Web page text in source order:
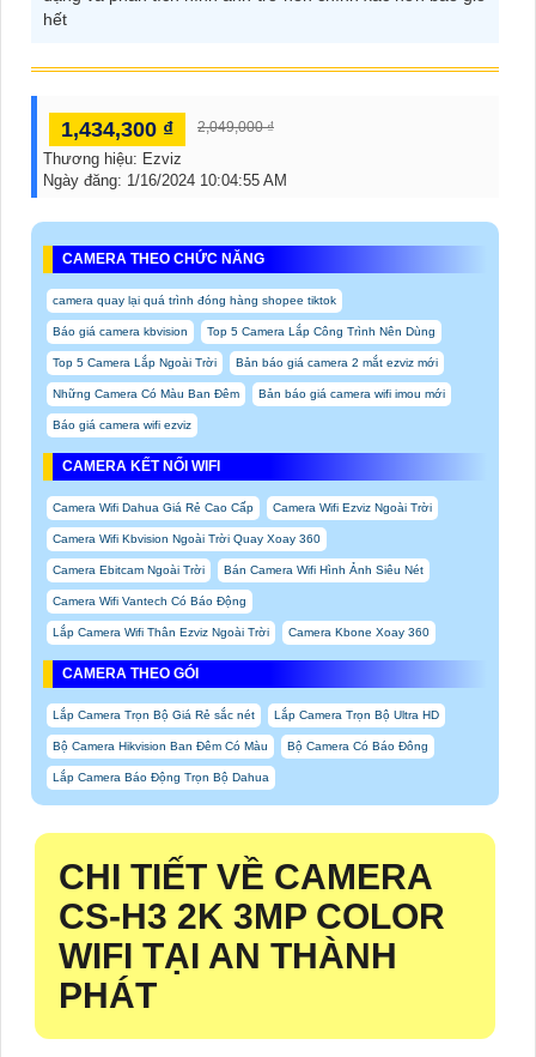
hết
1,434,300 ₫ 2,049,000 ₫
Thương hiệu: Ezviz
Ngày đăng: 1/16/2024 10:04:55 AM
CAMERA THEO CHỨC NĂNG
camera quay lại quá trình đóng hàng shopee tiktok
Báo giá camera kbvision Top 5 Camera Lắp Công Trình Nên Dùng
Top 5 Camera Lắp Ngoài Trời Bản báo giá camera 2 mắt ezviz mới
Những Camera Có Màu Ban Đêm Bản báo giá camera wifi imou mới
Báo giá camera wifi ezviz
CAMERA KẾT NỐI WIFI
Camera Wifi Dahua Giá Rẻ Cao Cấp Camera Wifi Ezviz Ngoài Trời
Camera Wifi Kbvision Ngoài Trời Quay Xoay 360
Camera Ebitcam Ngoài Trời Bán Camera Wifi Hình Ảnh Siêu Nét
Camera Wifi Vantech Có Báo Động
Lắp Camera Wifi Thân Ezviz Ngoài Trời Camera Kbone Xoay 360
CAMERA THEO GÓI
Lắp Camera Trọn Bộ Giá Rẻ sắc nét Lắp Camera Trọn Bộ Ultra HD
Bộ Camera Hikvision Ban Đêm Có Màu Bộ Camera Có Báo Đông
Lắp Camera Báo Động Trọn Bộ Dahua
CHI TIẾT VỀ CAMERA
CS-H3 2K 3MP COLOR
WIFI TẠI AN THÀNH
PHÁT